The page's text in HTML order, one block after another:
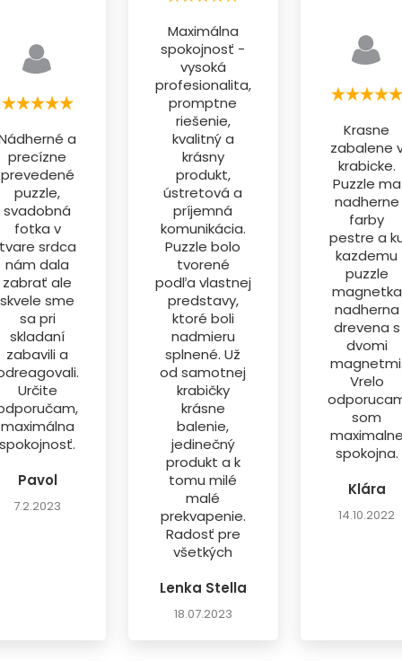
a
precízne
prevedené
puzzle,
svadobná
fotka v
srdca
nám dala
zabrať ale
skvele sme
sa pri
skladaní
zabavili a
Určite
maximálna
spokojnosť.
Pavol
7.2.2023
Maximálna
spokojnosť -
vysoká
profesionalita,
promptne
riešenie,
kvalitný a
krásny
produkt,
ústretová a
príjemná
komunikácia.
Puzzle bolo
tvorené
podľa vlastnej
predstavy,
ktoré boli
nadmieru
splnené. Už
od samotnej
krabičky
krásne
balenie,
jedinečný
produkt a k
tomu milé
malé
prekvapenie.
Radosť pre
všetkých
Lenka Stella
18.07.2023
Krasne
zabalene
krabicke.
Puzzle ma
nadherne
farby
pestre a
kazdemu
puzzle
magnetka
nadherna
drevena s
dvomi
Vrelo
som
spokojna.
Klára
14.10.2022